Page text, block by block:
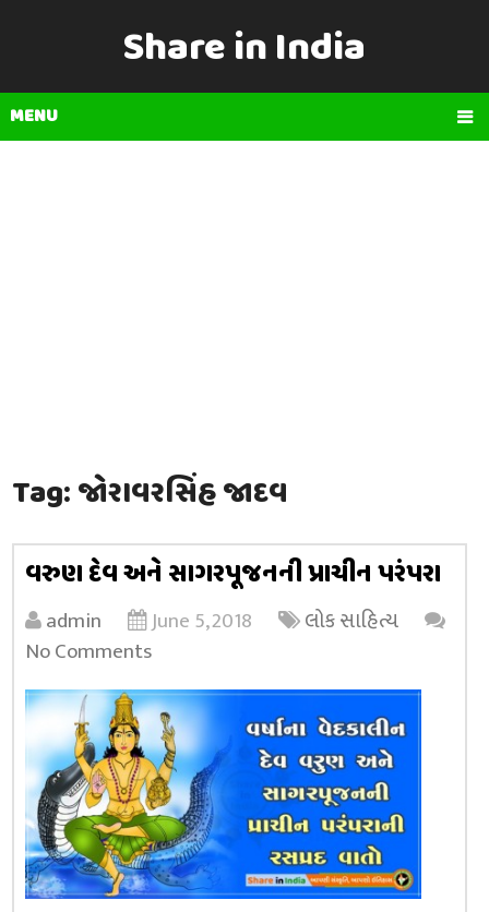
Share in India
MENU
Tag:જોરાવરસિંહ જાદવ
વરુણ દેવ અને સાગરપૂજનની પ્રાચીન પરંપરા
admin June 5, 2018
લોક સાહિત્ય
No Comments